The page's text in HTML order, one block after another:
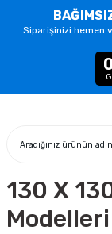
Siparişinizi hemen
130 X
Modelleri